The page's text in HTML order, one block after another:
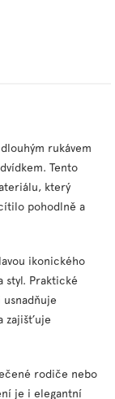
rukávem
Tento
který
pohodlně a
ikonického
styl. Praktické
usnadňuje
zajišťuje
rodiče nebo
je i elegantní